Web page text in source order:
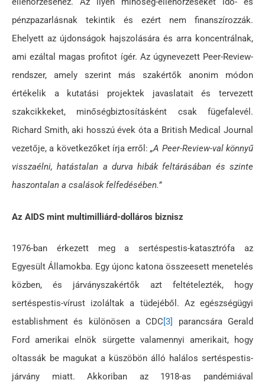
pénzpazarlásnak tekintik és ezért nem finanszírozzák.
Ehelyett az újdonságok hajszolására és arra koncentrálnak,
ami ezáltal magas profitot ígér. Az úgynevezett Peer-Review-
rendszer, amely szerint más szakértők anonim módon
értékelik a kutatási projektek javaslatait és tervezett
szakcikkeket, minőségbiztosításként csak fügefalevél.
Richard Smith, aki hosszú évek óta a British Medical Journal
vezetője, a következőket írja erről:„A Peer-Review-val könnyű
visszaélni, hatástalan a durva hibák feltárásában és szinte
haszontalan a csalások felfedésében.”
Az AIDS mint multimilliárd-dolláros biznisz
1976-ban érkezett meg a sertéspestis-katasztrófa az
Egyesült Államokba. Egy újonc katona összeesett menetelés
közben, és járványszakértők azt feltételezték, hogy
sertéspestis-vírust izoláltak a tüdejéből. Az egészségügyi
establishment és különösen a CDC[3]
parancsára Gerald
Ford amerikai elnök sürgette valamennyi amerikait, hogy
oltassák be magukat a küszöbön álló halálos sertéspestis-
járvány miatt. Akkoriban az 1918-as pandémiával